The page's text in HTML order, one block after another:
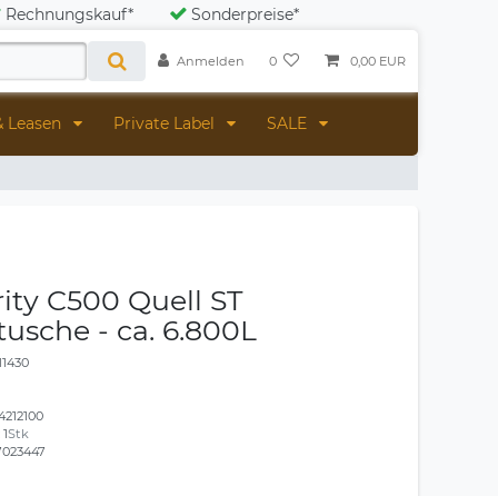
Rechnungskauf* Sonderpreise*
Anmelden 0 0,00 EUR
Leasen Private Label SALE
C500 Quell ST
- ca. 6.800L
1Stk